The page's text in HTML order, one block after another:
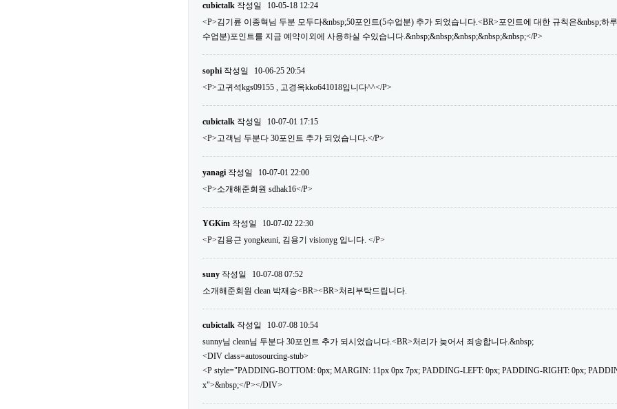
cubictalk 작성일
10-05-18 12:24
<P>김기륜 이종혁님 두분 모두다&nbsp;50포인트(5수업분) 추가 되었습니다.<BR>포인트에 대한 규칙은&nbsp;하
수업분)포인트를 지금 예약이외에 사용하실 수있습니다.&nbsp;&nbsp;&nbsp;&nbsp;&nbsp;</P>
sophi 작성일
10-06-25 20:54
<P>고귀석kgs09155 , 고경옥kko641018입니다^^</P>
cubictalk 작성일
10-07-01 17:15
<P>고객님 두분다 30포인트 추가 되었습니다.</P>
yanagi 작성일
10-07-01 22:00
<P>소개해준회원 sdhak16</P>
YGKim 작성일
10-07-02 22:30
<P>김용근 yongkeuni, 김용기 visionyg 입니다. </P>
suny 작성일
10-07-08 07:52
소개해준회원 clean 박재승<BR><BR>처리부탁드립니다.
cubictalk 작성일
10-07-08 10:54
sunny님 clean님 두분다 30포인트 추가 되시었습니다.<BR>처리가 늦어서 죄송합니다.&nbsp;
<DIV class=autosourcing-stub>
<P style="PADDING-BOTTOM: 0px; MARGIN: 11px 0px 7px; PADDING-LEFT: 0px; PADDING-RIGHT: 0px;
x">&nbsp;</P></DIV>